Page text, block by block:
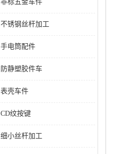
非标五金车件
不锈钢丝杆加工
手电筒配件
防静塑胶件车
表壳车件
CD纹按键
细小丝杆加工